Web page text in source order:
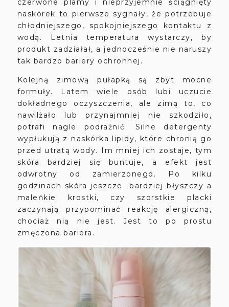
naskórek to pierwsze sygnały, że potrzebuje
chłodniejszego, spokojniejszego kontaktu z
wodą. Letnia temperatura wystarczy, by
produkt zadziałał, a jednocześnie nie naruszy
tak bardzo bariery ochronnej.
Kolejną zimową pułapką są zbyt mocne
formuły. Latem wiele osób lubi uczucie
dokładnego oczyszczenia, ale zimą to, co
nawilżało lub przynajmniej nie szkodziło,
potrafi nagle podrażnić. Silne detergenty
wypłukują z naskórka lipidy, które chronią go
przed utratą wody. Im mniej ich zostaje, tym
skóra bardziej się buntuje, a efekt jest
odwrotny od zamierzonego. Po kilku
godzinach skóra jeszcze bardziej błyszczy a
maleńkie krostki, czy szorstkie placki
zaczynają przypominać reakcję alergiczną,
chociaż nią nie jest. Jest to po prostu
zmęczona bariera.